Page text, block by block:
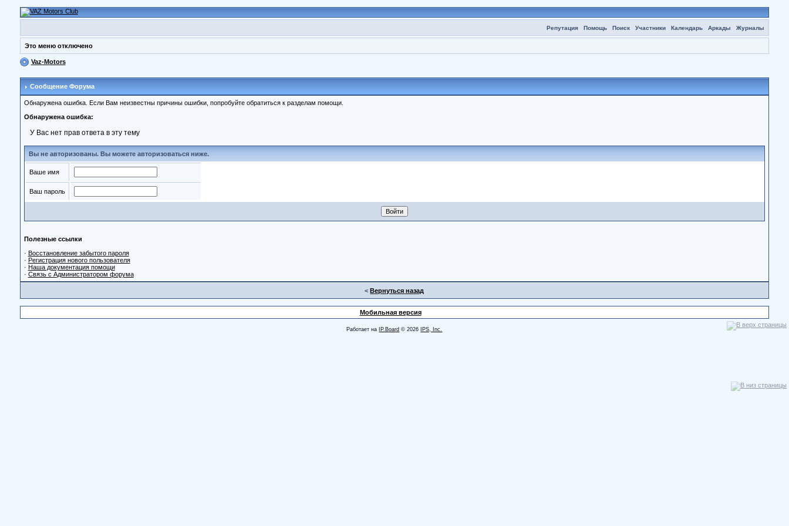
Репутация Помощь Поиск Участники Календарь Аркады Журналы
Это меню отключено
Vaz-Motors
Сообщение Форума
Обнаружена ошибка. Если Вам неизвестны причины ошибки, попробуйте обратиться к разделам помощи.
Обнаружена ошибка:
У Вас нет прав ответа в эту тему
Вы не авторизованы. Вы можете авторизоваться ниже.
Ваше имя
Ваш пароль
Полезные ссылки
· Восстановление забытого пароля
· Регистрация нового пользователя
· Наша документация помощи
· Связь с Администратором форума
<Вернуться назад
Мобильная версия
Работает на IP.Board © 2026 IPS, Inc.